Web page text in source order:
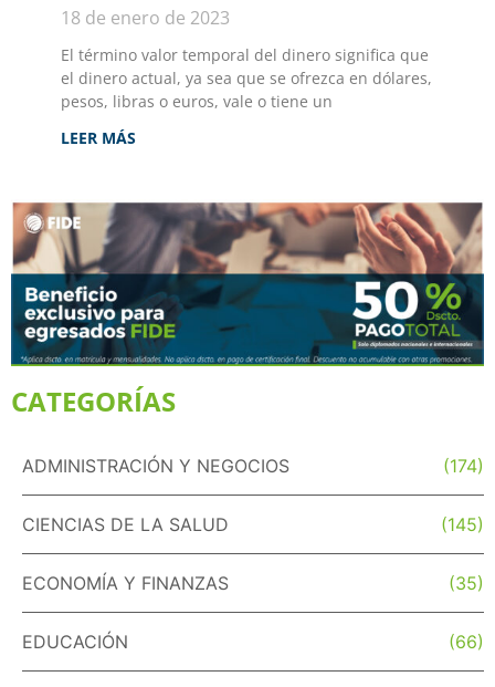
18 de enero de 2023
El término valor temporal del dinero significa que
el dinero actual, ya sea que se ofrezca en dólares,
pesos, libras o euros, vale o tiene un
LEER MÁS
CATEGORÍAS
ADMINISTRACIÓN Y NEGOCIOS (174)
CIENCIAS DE LA SALUD (145)
ECONOMÍA Y FINANZAS (35)
EDUCACIÓN (66)